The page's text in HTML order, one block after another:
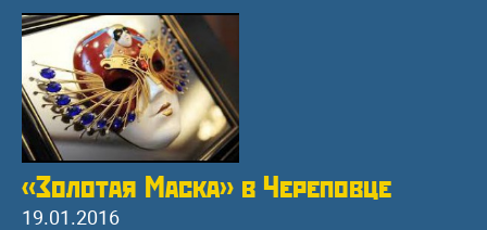
«Золотая Маска» в Череповце
19.01.2016